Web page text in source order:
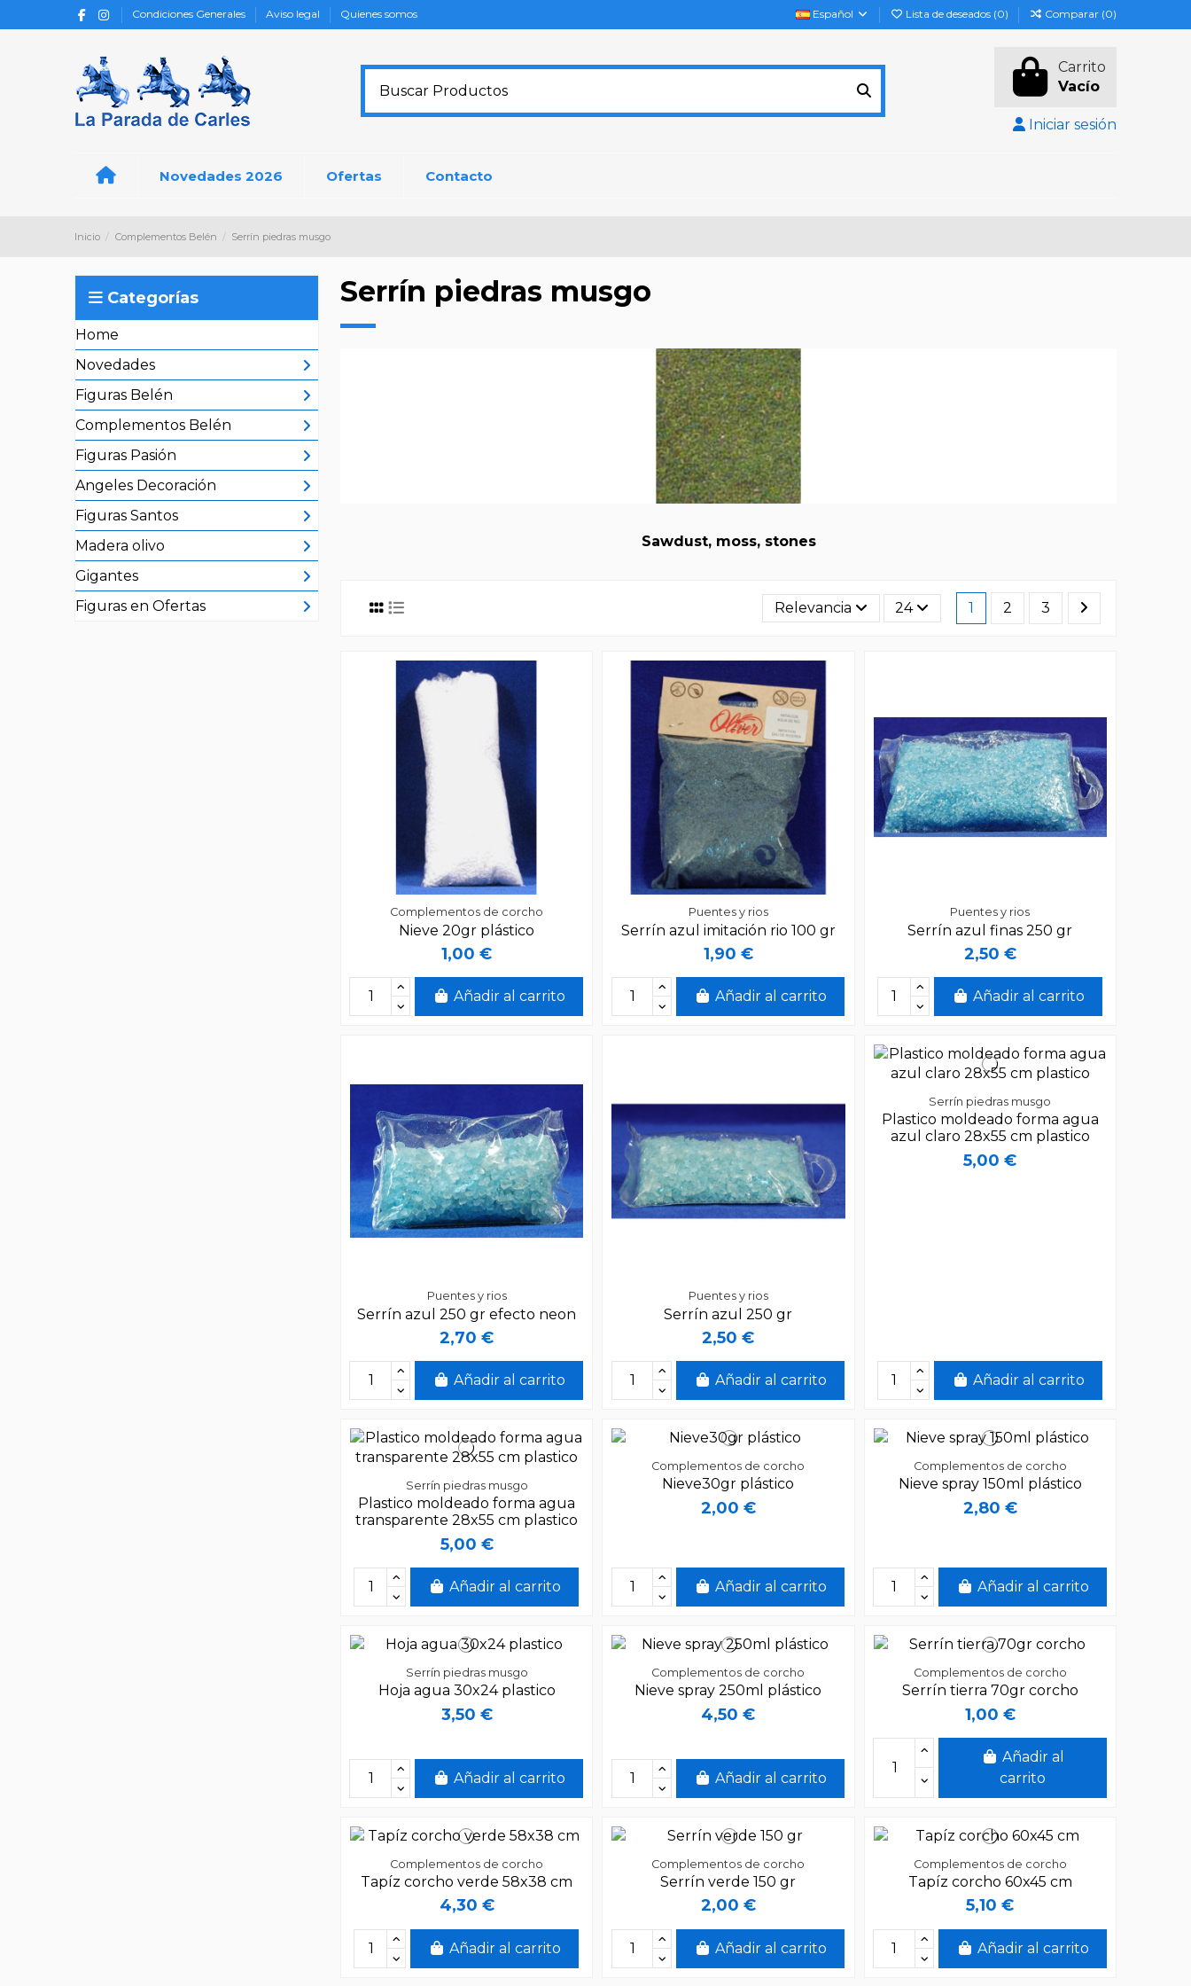
Condiciones Generales Aviso legal Quienes somos Español Lista de deseados (0) Comparar (0)
Carrito
Vacío
Iniciar sesión
Novedades 2026 Ofertas Contacto
Inicio Complementos Belén Serrín piedras musgo
Serrín piedras musgo
Sawdust, moss, stones
Relevancia 24 1 2 3
Complementos de corcho
Nieve 20gr plástico
1,00 €
Añadir al carrito
Puentes y rios
Serrín azul imitación rio 100 gr
1,90 €
Añadir al carrito
Puentes y rios
Serrín azul finas 250 gr
2,50 €
Añadir al carrito
Puentes y rios
Serrín azul 250 gr efecto neon
2,70 €
Añadir al carrito
Puentes y rios
Serrín azul 250 gr
2,50 €
Añadir al carrito
Serrín piedras musgo
Plastico moldeado forma agua
azul claro 28x55 cm plastico
5,00 €
Añadir al carrito
Serrín piedras musgo
Plastico moldeado forma agua
transparente 28x55 cm plastico
5,00 €
Añadir al carrito
Complementos de corcho
Nieve30gr plástico
2,00 €
Añadir al carrito
Complementos de corcho
Nieve spray 150ml plástico
2,80 €
Añadir al carrito
Serrín piedras musgo
Hoja agua 30x24 plastico
3,50 €
Añadir al carrito
Complementos de corcho
Nieve spray 250ml plástico
4,50 €
Añadir al carrito
Complementos de corcho
Serrín tierra 70gr corcho
1,00 €
Añadir al
carrito
Complementos de corcho
Tapíz corcho verde 58x38 cm
4,30 €
Añadir al carrito
Complementos de corcho
Serrín verde 150 gr
2,00 €
Añadir al carrito
Complementos de corcho
Tapíz corcho 60x45 cm
5,10 €
Añadir al carrito
Categorías
Home
Novedades
Figuras Belén
Complementos Belén
Figuras Pasión
Angeles Decoración
Figuras Santos
Madera olivo
Gigantes
Figuras en Ofertas